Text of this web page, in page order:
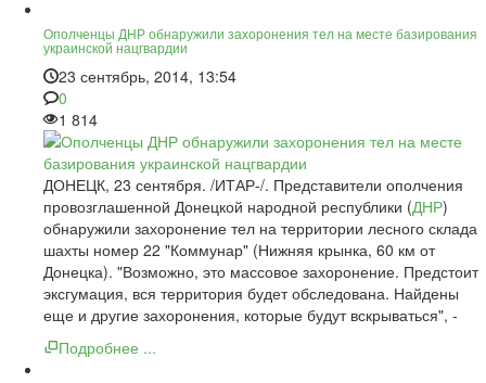
Ополченцы ДНР обнаружили захоронения тел на месте базирования
украинской нацгвардии
23 сентябрь, 2014, 13:54
0
1 814
ДОНЕЦК, 23 сентября. /ИТАР-/. Представители ополчения
провозглашенной Донецкой народной республики (ДНР)
обнаружили захоронение тел на территории лесного склада
шахты номер 22 "Коммунар" (Нижняя крынка, 60 км от
Донецка). "Возможно, это массовое захоронение. Предстоит
эксгумация, вся территория будет обследована. Найдены
еще и другие захоронения, которые будут вскрываться", -
Подробнее ...